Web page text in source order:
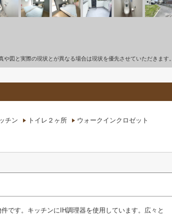
や図と実際の現状とが異なる場合は現状を優先させていただきます。
チン トイレ２ヶ所
ウォークインクロゼット
です。キッチンにIH調理器を使用しています。広々と